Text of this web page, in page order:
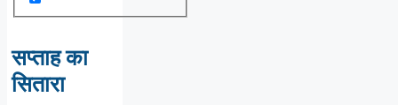
सप्ताह का
सितारा